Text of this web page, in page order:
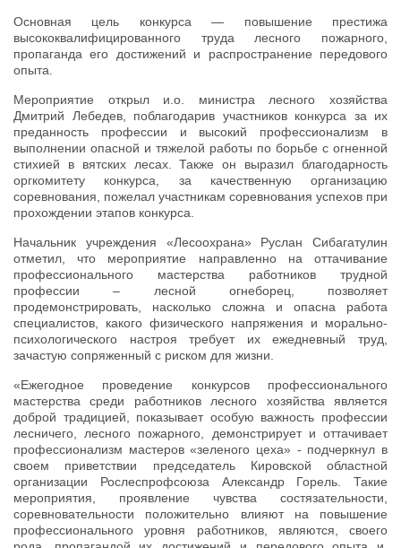
Основная цель конкурса — повышение престижа
высококвалифицированного труда лесного пожарного,
пропаганда его достижений и распространение передового
опыта.
Мероприятие открыл и.о. министра лесного хозяйства
Дмитрий Лебедев, поблагодарив участников конкурса за их
преданность профессии и высокий профессионализм в
выполнении опасной и тяжелой работы по борьбе с огненной
стихией в вятских лесах. Также он выразил благодарность
оргкомитету конкурса, за качественную организацию
соревнования, пожелал участникам соревнования успехов при
прохождении этапов конкурса.
Начальник учреждения «Лесоохрана» Руслан Сибагатулин
отметил, что мероприятие направленно на оттачивание
профессионального мастерства работников трудной
профессии – лесной огнеборец, позволяет
продемонстрировать, насколько сложна и опасна работа
специалистов, какого физического напряжения и морально-
психологического настроя требует их ежедневный труд,
зачастую сопряженный с риском для жизни.
«Ежегодное проведение конкурсов профессионального
мастерства среди работников лесного хозяйства является
доброй традицией, показывает особую важность профессии
лесничего, лесного пожарного, демонстрирует и оттачивает
профессионализм мастеров «зеленого цеха» - подчеркнул в
своем приветствии председатель Кировской областной
организации Рослеспрофсоюза Александр Горель. Такие
мероприятия, проявление чувства состязательности,
соревновательности положительно влияют на повышение
профессионального уровня работников, являются, своего